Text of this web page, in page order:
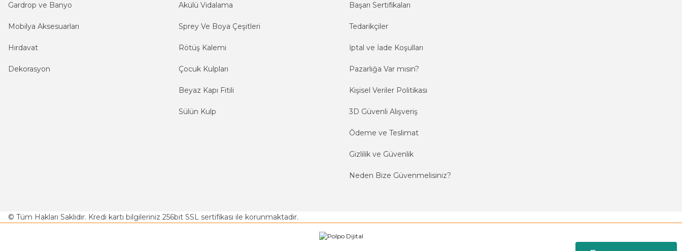
Gardrop ve Banyo
Mobilya Aksesuarları
Hırdavat
Dekorasyon
Akülü Vidalama
Sprey Ve Boya Çeşitleri
Rötüş Kalemi
Çocuk Kulpları
Beyaz Kapı Fitili
Sülün Kulp
Başarı Sertifikaları
Tedarikçiler
İptal ve İade Koşulları
Pazarlığa Var mısın?
Kişisel Veriler Politikası
3D Güvenli Alışveriş
Ödeme ve Teslimat
Gizlilik ve Güvenlik
Neden Bize Güvenmelisiniz?
© Tüm Hakları Saklıdır. Kredi kartı bilgileriniz 256bit SSL sertifikası ile korunmaktadır.